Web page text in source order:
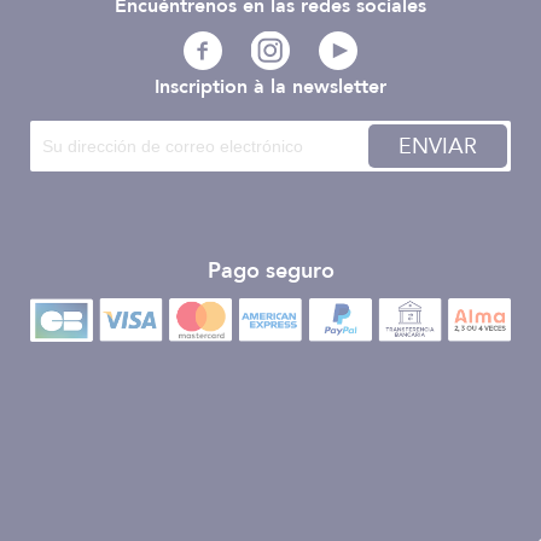
Inscription à la newsletter
ENVIAR
Pago seguro
Encuéntrenos en las redes sociales